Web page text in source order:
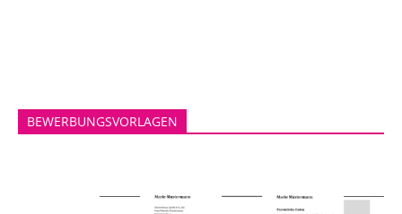
BEWERBUNGSVORLAGEN